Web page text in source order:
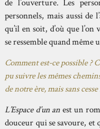
de l’ouverture. Les
personnels, mais aussi de
qu’il en soit, d’où que
se ressemble quand même
Comment est-ce possible ?
pu suivre les mêmes
de notre ère, mais sans cesse
L’Espace d’un an est un
douceur qui se savoure, et